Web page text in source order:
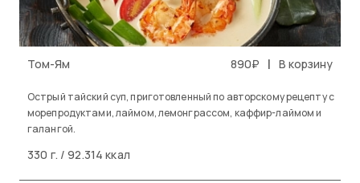
Том-Ям 890₽ | В корзину
Острый тайский суп, приготовленный по авторскому рецепту с
морепродуктами, лаймом, лемонграссом, каффир-лаймом и
галангой.
330 г. / 92.314 ккал